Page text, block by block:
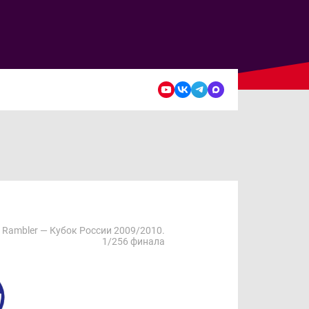
Rambler — Кубок России 2009/2010.
1/256 финала